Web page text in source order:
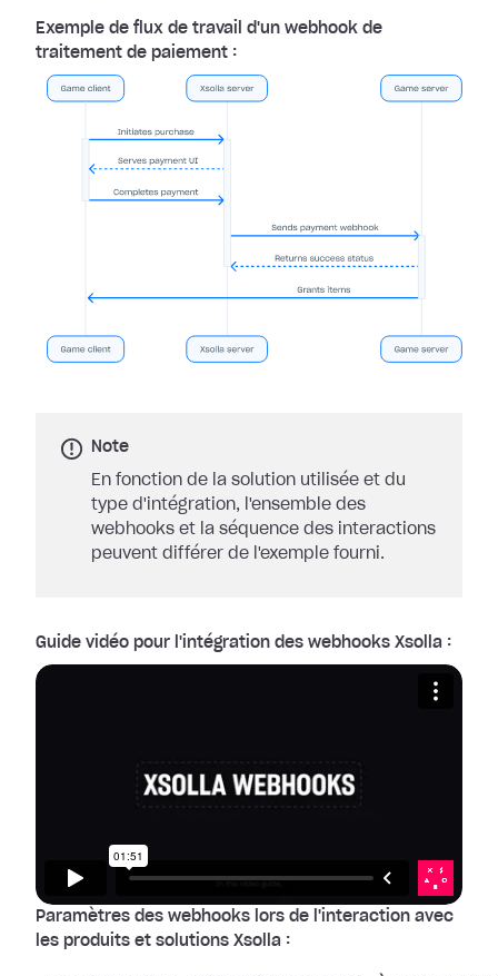
Exemple de flux de travail d'un webhook de
traitement de paiement :
Note
En fonction de la solution utilisée et du
type d'intégration, l'ensemble des
webhooks et la séquence des interactions
peuvent différer de l'exemple fourni.
Guide vidéo pour l'intégration des webhooks Xsolla :
Paramètres des webhooks lors de l'interaction avec
les produits et solutions Xsolla :